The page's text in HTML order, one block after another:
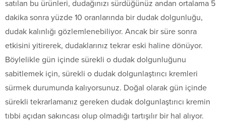
satılan bu ürünleri, dudağınızı sürdüğünüz andan ortalama 5
dakika sonra yüzde 10 oranlarında bir dudak dolgunluğu,
dudak kalınlığı gözlemlenebiliyor. Ancak bir süre sonra
etkisini yitirerek, dudaklarınız tekrar eski haline dönüyor.
Böylelikle gün içinde sürekli o dudak dolgunluğunu
sabitlemek için, sürekli o dudak dolgunlaştırıcı kremleri
sürmek durumunda kalıyorsunuz. Doğal olarak gün içinde
sürekli tekrarlamanız gereken dudak dolgunlaştırıcı kremin
tıbbi açıdan sakıncası olup olmadığı tartışılır bir hal alıyor.